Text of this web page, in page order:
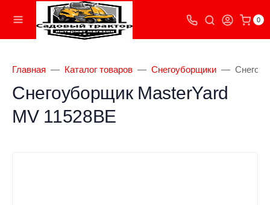
0
Главная Каталог товаров Снегоуборщики
Снегоуборщик MasterYard
MV 11528BE